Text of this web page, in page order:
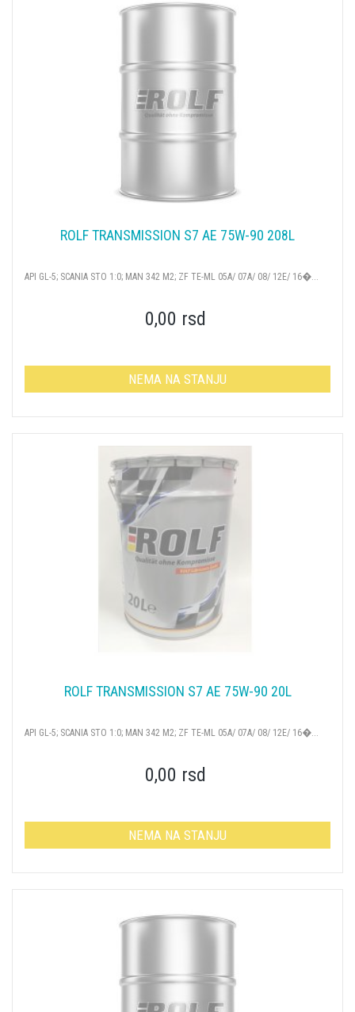
ROLF TRANSMISSION S7 AE 75W-90 208L
API GL-5; SCANIA STO 1:0; MAN 342 М2; ZF ТЕ-ML 05А/ 07А/ 08/ 12Е/ 16�...
0,00 rsd
NEMA NA STANJU
ROLF TRANSMISSION S7 AE 75W-90 20L
API GL-5; SCANIA STO 1:0; MAN 342 М2; ZF ТЕ-ML 05А/ 07А/ 08/ 12Е/ 16�...
0,00 rsd
NEMA NA STANJU